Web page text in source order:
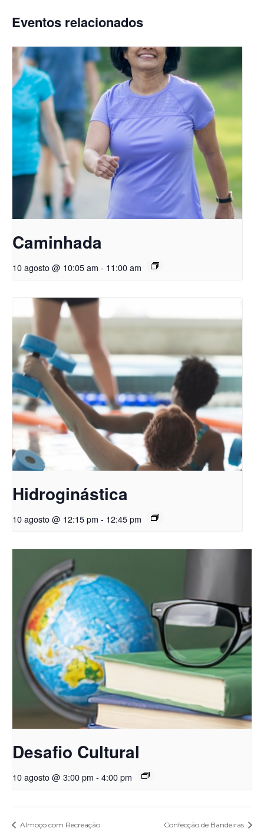
Eventos relacionados
Caminhada
10 agosto @ 10:05 am - 11:00 am
Hidroginástica
10 agosto @ 12:15 pm - 12:45 pm
Desafio Cultural
10 agosto @ 3:00 pm - 4:00 pm
Almoço com Recreação Confecção de Bandeiras